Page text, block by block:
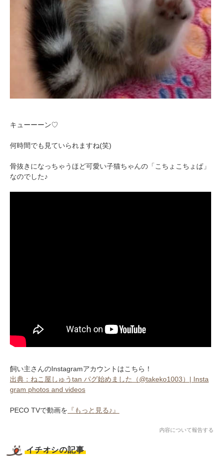
キューーーン♡
何時間でも見ていられますね(笑)
骨抜きになっちゃうほど可愛い子猫ちゃんの「こちょこちょぱ」
なのでした♪
飼い主さんのInstagramアカウントはこちら！
出典：ねこ屋しゅうtan パグ始めました（@takeko1003）| Insta
gram photos and videos
PECO TVで動画を 『もっと見る♪』
内容について報告する
イチオシの記事